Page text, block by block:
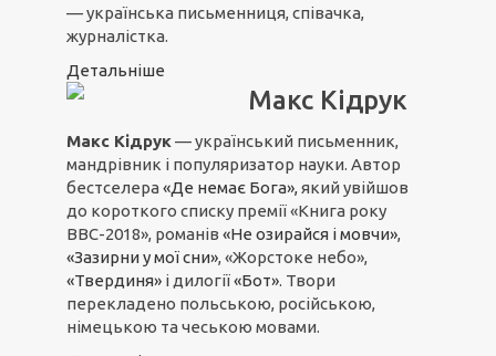
— українська письменниця, співачка,
журналістка.
Детальніше
Макс Кідрук
Макс Кідрук— український письменник,
мандрівник і популяризатор науки. Автор
бестселера «Де немає Бога»,який увійшов
до короткого списку премії «Книга року
ВВС-2018», романів «Не озирайся і мовчи»,
«Зазирни у мої сни», «Жорстоке небо»,
«Твердиня» і дилогії«Бот». Твори
перекладено польською, російською,
німецькою та чеською мовами.